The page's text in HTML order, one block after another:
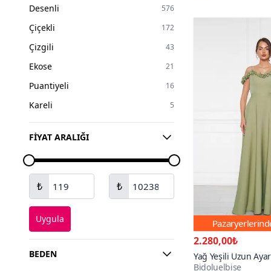
Peluş
Desenli 576
Çiçekli 172
Çizgili 43
Ekose 21
Puantiyeli 16
Kareli 5
FIYAT ARALIĞI
₺ ₺
Uygula
BEDEN
2.280,00₺
Yağ Yeşili Uzun
Fırfır Detay Dokuma
Bidoluelbise